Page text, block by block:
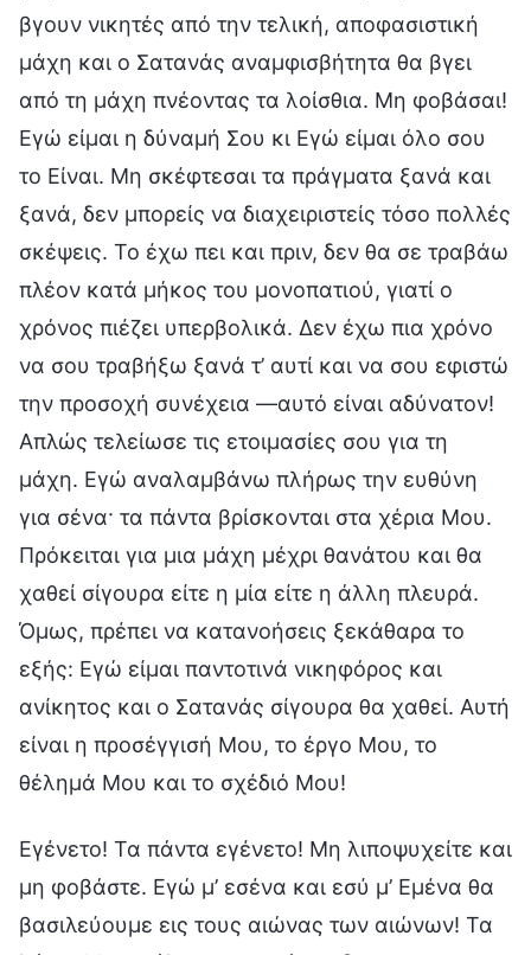
βγουν νικητές από την τελική, αποφασιστική
μάχη και ο Σατανάς αναμφισβήτητα θα βγει
από τη μάχη πνέοντας τα λοίσθια. Μη φοβάσαι!
Εγώ είμαι η δύναμή Σου κι Εγώ είμαι όλο σου
το Είναι. Μη σκέφτεσαι τα πράγματα ξανά και
ξανά, δεν μπορείς να διαχειριστείς τόσο πολλές
σκέψεις. Το έχω πει και πριν, δεν θα σε τραβάω
πλέον κατά μήκος του μονοπατιού, γιατί ο
χρόνος πιέζει υπερβολικά. Δεν έχω πια χρόνο
να σου τραβήξω ξανά τ’ αυτί και να σου εφιστώ
την προσοχή συνέχεια —αυτό είναι αδύνατον!
Απλώς τελείωσε τις ετοιμασίες σου για τη
μάχη. Εγώ αναλαμβάνω πλήρως την ευθύνη
για σένα· τα πάντα βρίσκονται στα χέρια Μου.
Πρόκειται για μια μάχη μέχρι θανάτου και θα
χαθεί σίγουρα είτε η μία είτε η άλλη πλευρά.
Όμως, πρέπει να κατανοήσεις ξεκάθαρα το
εξής: Εγώ είμαι παντοτινά νικηφόρος και
ανίκητος και ο Σατανάς σίγουρα θα χαθεί. Αυτή
είναι η προσέγγισή Μου, το έργο Μου, το
θέλημά Μου και το σχέδιό Μου!
Εγένετο! Τα πάντα εγένετο! Μη λιποψυχείτε και
μη φοβάστε. Εγώ μ’ εσένα και εσύ μ’ Εμένα θα
βασιλεύουμε εις τους αιώνας των αιώνων! Τα